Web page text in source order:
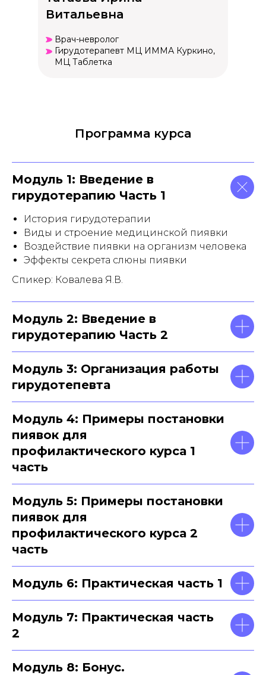
Витальевна
Врач-невролог
Гирудотерапевт МЦ ИММА Куркино,
МЦ Таблетка
Программа курса
Модуль 1: Введение в
гирудотерапию Часть 1
История гирудотерапии
Виды и строение медицинской пиявки
Воздействие пиявки на организм человека
Эффекты секрета слюны пиявки
Спикер: Ковалева Я.В.
Модуль 2: Введение в
гирудотерапию Часть 2
Модуль 3: Организация работы
гирудотепевта
Модуль 4: Примеры постановки
пиявок для
профилактического курса 1
часть
Модуль 5: Примеры постановки
пиявок для
профилактического курса 2
часть
Модуль 6: Практическая часть 1
Модуль 7: Практическая часть
2
Модуль 8: Бонус.